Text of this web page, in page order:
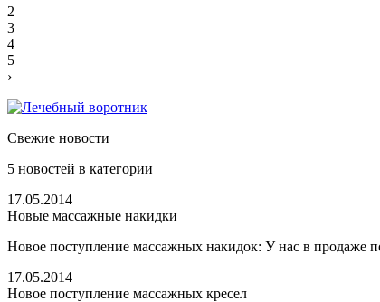
2
3
4
5
›
Свежие новости
5 новостей в категории
17.05.2014
Новые массажные накидки
Новое поступление массажных накидок: У нас в продаже
17.05.2014
Новое поступление массажных кресел